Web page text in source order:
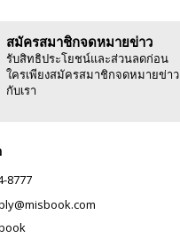
สมัครสมาชิกจดหมายข่าว
รับสิทธิประโยชน์และส่วนลดก่อน
ใครเพียงสมัครสมาชิกจดหมายข่าว
กับเรา
8777